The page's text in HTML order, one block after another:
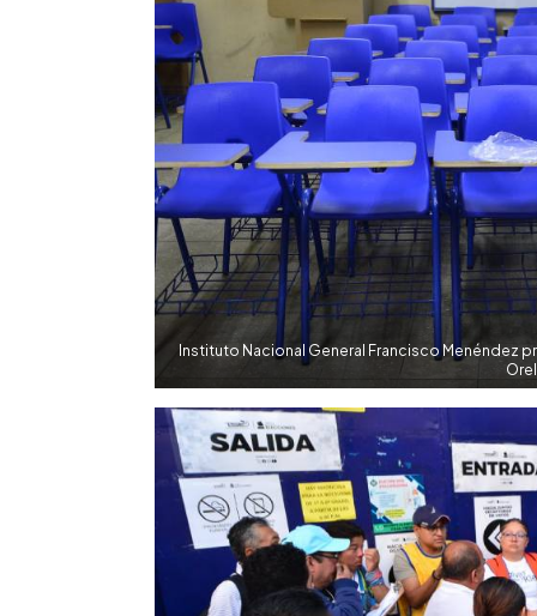
Instituto Nacional General Francisco Menéndez